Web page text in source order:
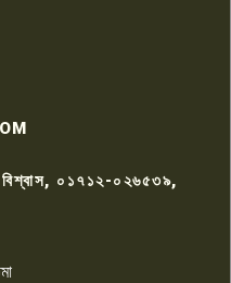
ঘরে ঢুকে স্কুল শিক্ষিকাকে হত্যা
ট্যাংকি থেকে লাশ উদ্ধার
সন্ত্রাসী হামলায় গুরুতর
ও হয়রানির অভিযোগ
০১৭১২-০২৬৫৩৯,